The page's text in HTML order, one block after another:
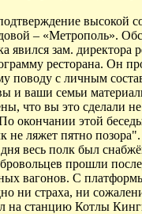
высокой
– «Метрополь».
зам. директора
ресторана. Он
поводу с личным
ваши семьи
что вы это сделали
окончании этой
не ляжет пятно
весь полк был
прошли
вагонов. С
ни страха, ни
станцию Котлы